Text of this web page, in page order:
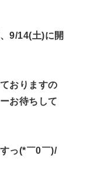
9/14(土)に開
おりますの
お待ちして
っ(*￣0￣)/